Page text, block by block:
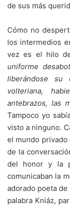
de sus más
Cómo no
los intermedios
vez es el hilo
uniforme
liberándose su
volteriana,
antebrazos, las
Tampoco yo
visto a ninguno.
el mundo privado
de la
del honor y la
comunicaban la
adorado poeta
palabra Kniáz,